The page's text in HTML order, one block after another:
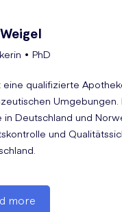
machen kann
Einnahme von
ist die
Weigel
• PhD
eine qualifizierte
in Deutschland und
und
more